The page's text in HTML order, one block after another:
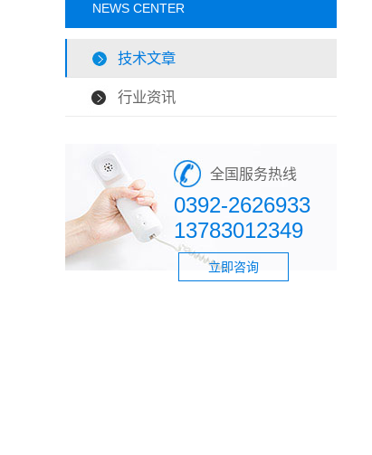
NEWS CENTER
技术文章
行业资讯
全国服务热线
0392-2626933
13783012349
立即咨询